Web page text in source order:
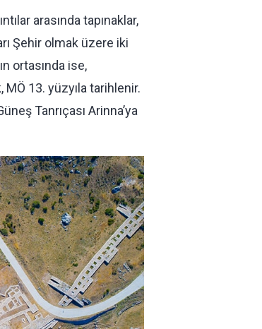
arasında tapınaklar,
Şehir olmak üzere iki
ortasında ise,
MÖ 13. yüzyıla tarihlenir.
Tanrıçası Arinna’ya